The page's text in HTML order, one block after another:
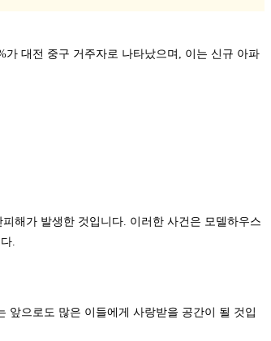
대전 중구 거주자로 나타났으며, 이는 신규 아파
해가 발생한 것입니다. 이러한 사건은 모델하우스
.
앞으로도 많은 이들에게 사랑받을 공간이 될 것입